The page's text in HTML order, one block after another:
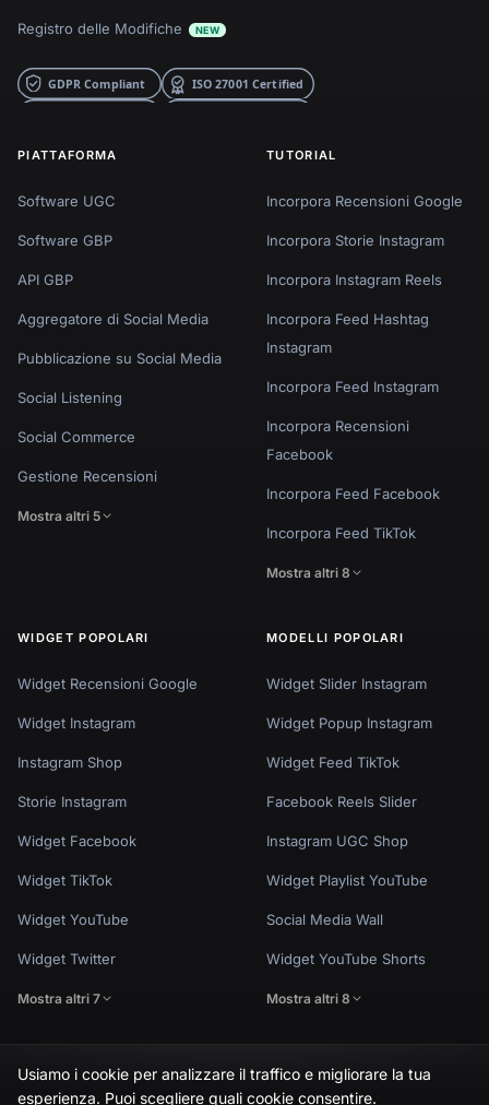
Registro delle Modifiche NEW
PIATTAFORMA
Software UGC
Software GBP
API GBP
Aggregatore di Social Media
Pubblicazione su Social Media
Social Listening
Social Commerce
Gestione Recensioni
Mostra altri 5
TUTORIAL
Incorpora Recensioni Google
Incorpora Storie Instagram
Incorpora Instagram Reels
Incorpora Feed Hashtag
Instagram
Incorpora Feed Instagram
Incorpora Recensioni
Facebook
Incorpora Feed Facebook
Incorpora Feed TikTok
Mostra altri 8
WIDGET POPOLARI
Widget Recensioni Google
Widget Instagram
Instagram Shop
Storie Instagram
Widget Facebook
Widget TikTok
Widget YouTube
Widget Twitter
Mostra altri 7
MODELLI POPOLARI
Widget Slider Instagram
Widget Popup Instagram
Widget Feed TikTok
Facebook Reels Slider
Instagram UGC Shop
Widget Playlist YouTube
Social Media Wall
Widget YouTube Shorts
Mostra altri 8
Usiamo i cookie per analizzare il traffico e migliorare la tua
esperienza. Puoi scegliere quali cookie consentire.
🇬🇧 Would you prefer this site in English?